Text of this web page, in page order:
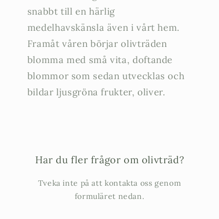
snabbt till en härlig
medelhavskänsla även i vårt hem.
Framåt våren börjar olivträden
blomma med små vita, doftande
blommor som sedan utvecklas och
bildar ljusgröna frukter, oliver.
Har du fler frågor om olivträd?
Tveka inte på att kontakta oss genom
formuläret nedan.